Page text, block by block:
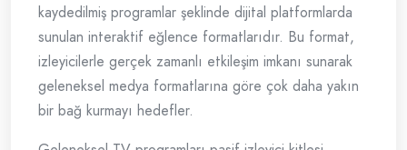
kaydedilmiş programlar şeklinde dijital platformlarda
sunulan interaktif eğlence formatlarıdır. Bu format,
izleyicilerle gerçek zamanlı etkileşim imkanı sunarak
geleneksel medya formatlarına göre çok daha yakın
bir bağ kurmayı hedefler.